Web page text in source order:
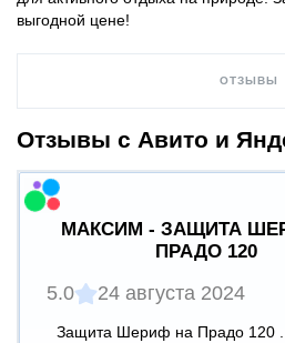
выгодной цене!
ОТЗЫВЫ
Отзывы с Авито и
МАКСИМ - ЗАЩИТА
ПРАДО 120
5.0 24 августа 2024
Защита Шериф на Прадо 120